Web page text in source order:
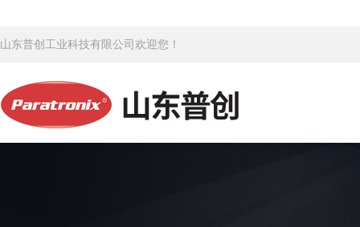
山东普创工业科技有限公司欢迎您！